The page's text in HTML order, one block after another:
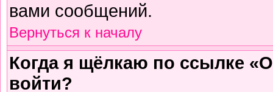
вами сообщений.
Вернуться к началу
Когда я щёлкаю по ссылке
войти?